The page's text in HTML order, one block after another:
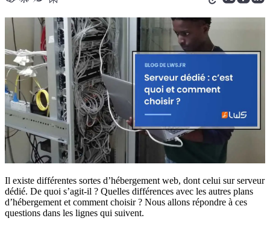
Il existe différentes sortes d’hébergement web, dont celui sur serveur
dédié. De quoi s’agit-il ? Quelles différences avec les autres plans
d’hébergement et comment choisir ? Nous allons répondre à ces
questions dans les lignes qui suivent.